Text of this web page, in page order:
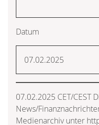
Datum
07.02.2025
07.02.2025 CET/
News/
Medienarchiv unter